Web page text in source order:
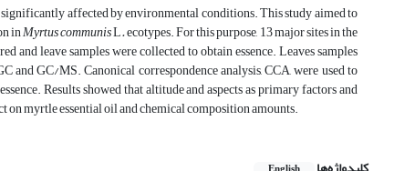
affected by environmental conditions. This study aimed to
inMyrtus communisL.ecotypes. For this purpose, 13 major sites in the
and leave samples were collected to obtain essence. Leaves samples
GC/MS. Canonical correspondence analysis, CCA, were used to
Results showed that altitude and aspects as primary factors and
on myrtle essential oil and chemical composition amounts.